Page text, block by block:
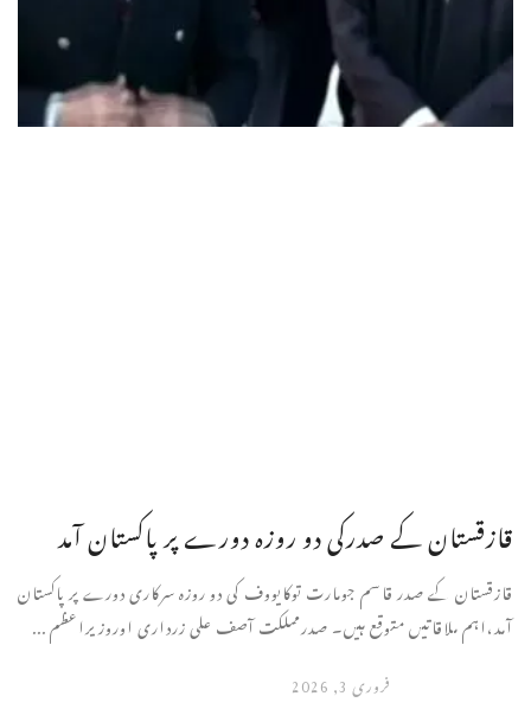
قازقستان کے صدرکی دو روزہ دورے پر پاکستان آمد
قازقستان کے صدر قاسم جومارت توکایووف کی دو روزہ سرکاری دورے پر پاکستان
آمد،اہم ملاقاتیں متوقع ہیں۔ صدرمملکت آصف علی زرداری اوروزیراعظم ...
فروری 3, 2026